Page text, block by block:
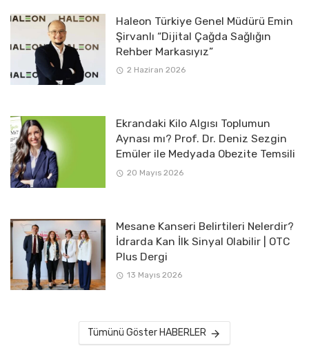
Haleon Türkiye Genel Müdürü Emin
Şirvanlı “Dijital Çağda Sağlığın
Rehber Markasıyız”
2 Haziran 2026
Ekrandaki Kilo Algısı Toplumun
Aynası mı? Prof. Dr. Deniz Sezgin
Emüler ile Medyada Obezite Temsili
20 Mayıs 2026
Mesane Kanseri Belirtileri Nelerdir?
İdrarda Kan İlk Sinyal Olabilir | OTC
Plus Dergi
13 Mayıs 2026
Tümünü Göster HABERLER